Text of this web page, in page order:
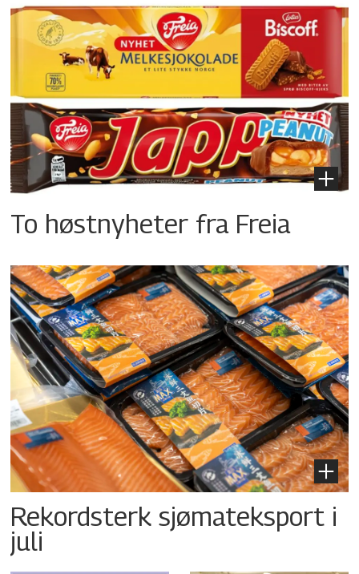
To høstnyheter fra Freia
Rekordsterk sjømateksport i
juli